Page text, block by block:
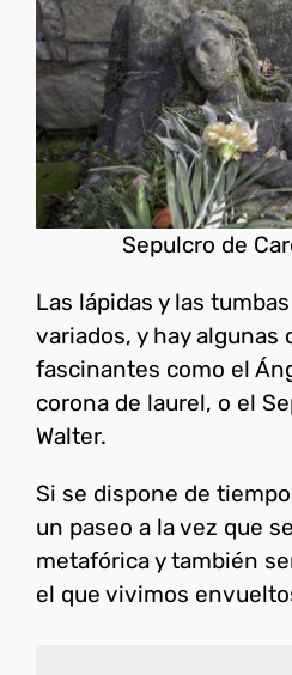
Sepulcro de
Las lápidas y las
variados, y hay algunas
fascinantes como el
corona de laurel, o el
Walter.
Si se dispone de
un paseo a la vez que
metafórica y también
el que vivimos